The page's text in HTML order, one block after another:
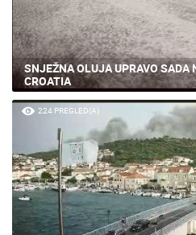
SNJEŽNA OLUJA UPRAVO SADA
CROATIA
224 PREGLED(A)